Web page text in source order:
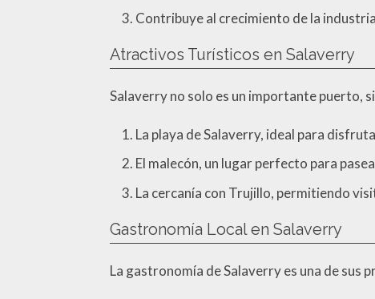
Contribuye al crecimiento de la
Atractivos Turísticos en Salaverry
Salaverry no solo es un importante puerto,
La playa de Salaverry, ideal para
El malecón, un lugar perfecto para
La cercanía con Trujillo, permitiendo
Gastronomía Local en Salaverry
La gastronomía de Salaverry es una de sus